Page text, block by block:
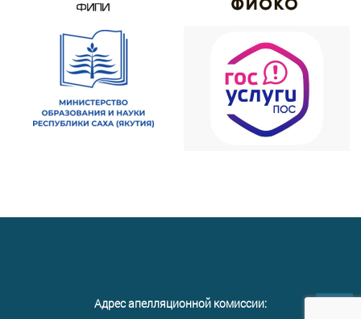
Адрес апелляционной комиссии: